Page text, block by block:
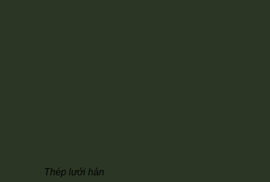
Thép lưới hàn